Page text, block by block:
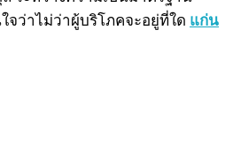
จว่าไม่ว่าผู้บริโภคจะอยู่ที่ใด แก่น